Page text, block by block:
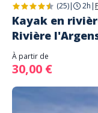
(25)| 2h |
Kayak en
Rivière
À partir de
30,00 €